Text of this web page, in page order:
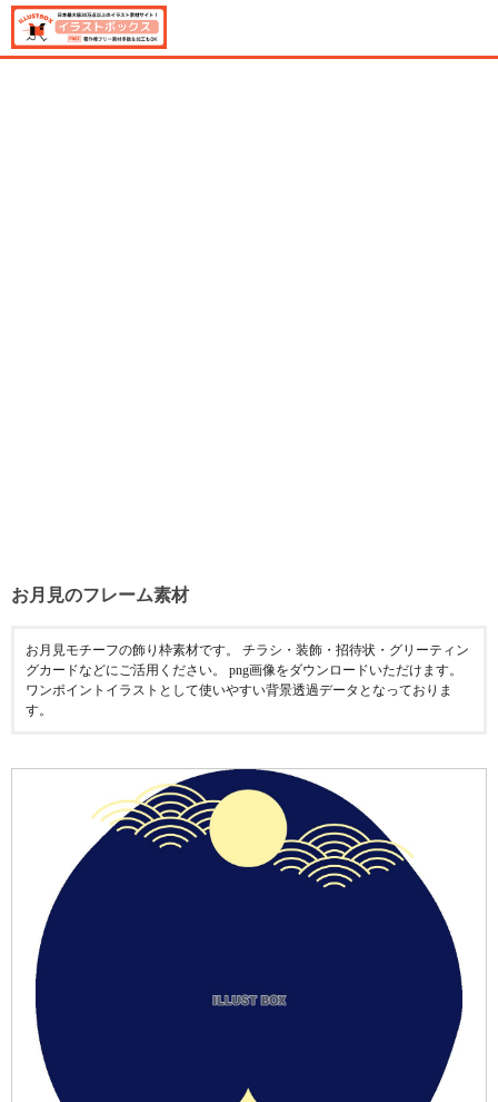
お月見のフレーム素材
お月見モチーフの飾り枠素材です。 チラシ・装飾・招待状・グリーティン
グカードなどにご活用ください。 png画像をダウンロードいただけます。
ワンポイントイラストとして使いやすい背景透過データとなっておりま
す。